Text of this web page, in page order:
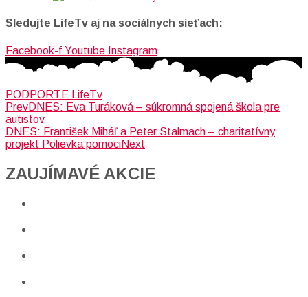
Sledujte LifeTv aj na sociálnych sieťach:
Facebook-f Youtube Instagram
PODPORTE LifeTv
PrevDNES: Eva Turáková – súkromná spojená škola pre
autistov
DNES: František Miháľ a Peter Stalmach – charitatívny
projekt Polievka pomociNext
ZAUJÍMAVÉ AKCIE​